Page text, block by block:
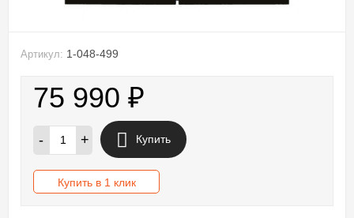
Артикул: 1-048-499
75 990 ₽
- + Купить
Купить в 1 клик